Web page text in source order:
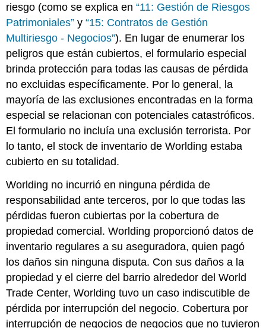
riesgo (como se explica en“11: Gestión de Riesgos
Patrimoniales” y“15: Contratos de Gestión
Multiriesgo - Negocios”). En lugar de enumerar los
peligros que están cubiertos, el formulario especial
brinda protección para todas las causas de pérdida
no excluidas específicamente. Por lo general, la
mayoría de las exclusiones encontradas en la forma
especial se relacionan con potenciales catastróficos.
El formulario no incluía una exclusión terrorista. Por
lo tanto, el stock de inventario de Worlding estaba
cubierto en su totalidad.
Worlding no incurrió en ninguna pérdida de
responsabilidad ante terceros, por lo que todas las
pérdidas fueron cubiertas por la cobertura de
propiedad comercial. Worlding proporcionó datos de
inventario regulares a su aseguradora, quien pagó
los daños sin ninguna disputa. Con sus daños a la
propiedad y el cierre del barrio alrededor del World
Trade Center, Worlding tuvo un caso indiscutible de
pérdida por interrupción del negocio. Cobertura por
interrupción de negocios de negocios que no tuvieron